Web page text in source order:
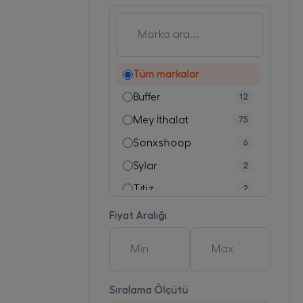
Tüm markalar
Buffer 12
Mey İthalat 75
Sonxshoop 6
Sylar 2
Titiz 2
Trendy Toys
Fiyat Aralığı
Sıralama Ölçütü